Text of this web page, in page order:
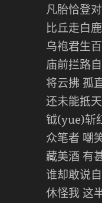
凡胎恰登
比丘走白
乌袍君生
庙前拦路
将云拂 孤
还未能抵
钺(yue)斩
众笔者 嘲
藏美酒 有
谁却敢说
休怪我 这